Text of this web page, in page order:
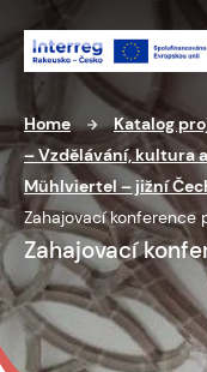
Home Katalog
– Vzdělávání, kultura
Mühlviertel – jižní
Zahajovací konference
Zahajovací